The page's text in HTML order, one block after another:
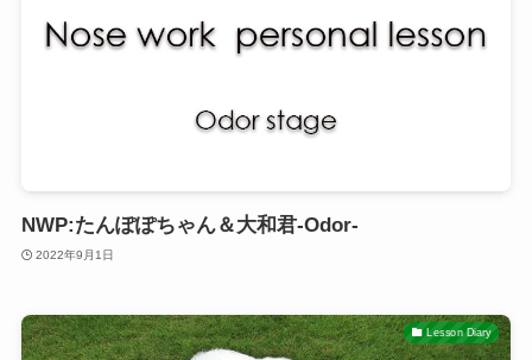
NWP:たんぽぽちゃん＆大和君-Odor-
2022年9月1日
Lesson Diary